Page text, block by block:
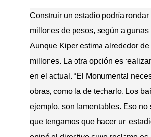
Construir un estadio podría rondar
millones de pesos, según algunas
Aunque Kiper estima alrededor de
millones. La otra opción es
en el actual. “El Monumental
obras, como la de techarlo. Los
ejemplo, son lamentables. Eso no
que tengamos que hacer un